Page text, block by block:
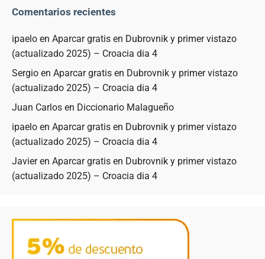
Comentarios recientes
ipaelo en Aparcar gratis en Dubrovnik y primer vistazo
(actualizado 2025) – Croacia dia 4
Sergio en Aparcar gratis en Dubrovnik y primer vistazo
(actualizado 2025) – Croacia dia 4
Juan Carlos en Diccionario Malagueño
ipaelo en Aparcar gratis en Dubrovnik y primer vistazo
(actualizado 2025) – Croacia dia 4
Javieren Aparcar gratis en Dubrovnik y primer vistazo
(actualizado 2025) – Croacia dia 4